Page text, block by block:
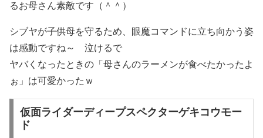
るお母さん素敵です（＾＾）
シブヤが子供母を守るため、眼魔コマンドに立ち向かう姿
は感動ですね～ 泣けるで
ヤバくなったときの「母さんのラーメンが食べたかったよ
ぉ」は可愛かったｗ
仮面ライダーディープスペクターゲキコウモー
ド